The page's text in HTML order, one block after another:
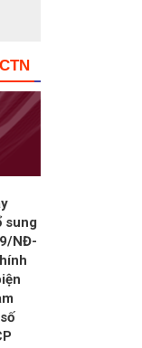
NĐ-
phủ